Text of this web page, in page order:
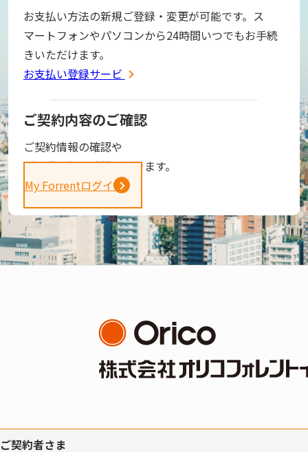
お支払い方法の新規ご登録・変更が可能です。ス
マートフォンやパソコンから24時間いつでもお手続
きいただけます。
お支払い登録サービス
ご契約内容のご確認
ご契約情報の確認や
ご請求金額の確認ができます。
My Forrentログイン
ご契約者さま